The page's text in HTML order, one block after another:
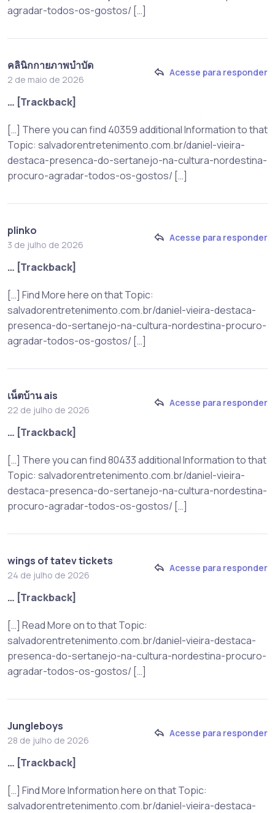
agradar-todos-os-gostos/ […]
คลินิกกายภาพบำบัด
2 de maio de 2026
Acesse para responder
… [Trackback]
[…] There you can find 40359 additional Information to that
Topic: salvadorentretenimento.com.br/daniel-vieira-
destaca-presenca-do-sertanejo-na-cultura-nordestina-
procuro-agradar-todos-os-gostos/ […]
plinko
3 de julho de 2026
Acesse para responder
… [Trackback]
[…] Find More here on that Topic:
salvadorentretenimento.com.br/daniel-vieira-destaca-
presenca-do-sertanejo-na-cultura-nordestina-procuro-
agradar-todos-os-gostos/ […]
เน็ตบ้าน ais
22 de julho de 2026
Acesse para responder
… [Trackback]
[…] There you can find 80433 additional Information to that
Topic: salvadorentretenimento.com.br/daniel-vieira-
destaca-presenca-do-sertanejo-na-cultura-nordestina-
procuro-agradar-todos-os-gostos/ […]
wings of tatev tickets
24 de julho de 2026
Acesse para responder
… [Trackback]
[…] Read More on to that Topic:
salvadorentretenimento.com.br/daniel-vieira-destaca-
presenca-do-sertanejo-na-cultura-nordestina-procuro-
agradar-todos-os-gostos/ […]
Jungleboys
28 de julho de 2026
Acesse para responder
… [Trackback]
[…] Find More Information here on that Topic:
salvadorentretenimento.com.br/daniel-vieira-destaca-